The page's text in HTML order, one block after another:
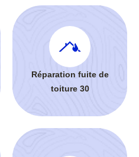
Réparation fuite de
toiture 30